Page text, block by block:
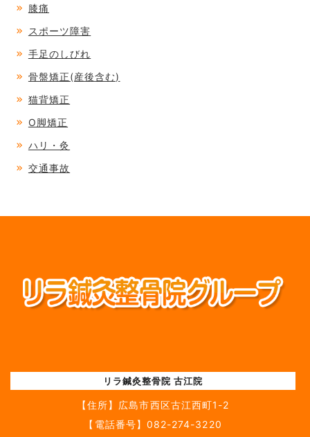
膝痛
スポーツ障害
手足のしびれ
骨盤矯正(産後含む)
猫背矯正
O脚矯正
ハリ・灸
交通事故
リラ鍼灸整骨院 古江院
【住所】 広島市西区古江西町1-2
【電話番号】 082-274-3220